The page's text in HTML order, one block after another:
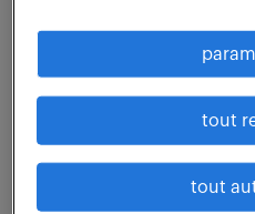
office et les tableurs.
missions, il est aussi
effet, il doit rester
aux sollicitations
est d’ailleurs essentiel à
communication entre les
tout
tout